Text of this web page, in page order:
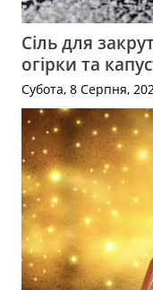
Сіль для
огірки та
Субота, 8 Серпня,